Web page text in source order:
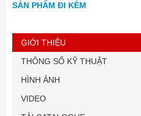
SẢN PHẨM ĐI KÈM
GIỚI THIỆU
THÔNG SỐ KỸ THUẬT
HÌNH ẢNH
VIDEO